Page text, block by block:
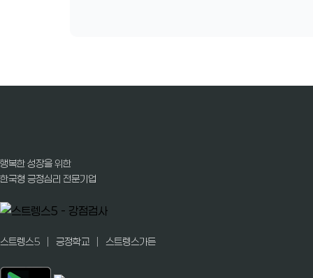
행복한 성장을 위한
한국형 긍정심리 전문기업
스트렝스5 | 긍정학교 | 스트렝스가든